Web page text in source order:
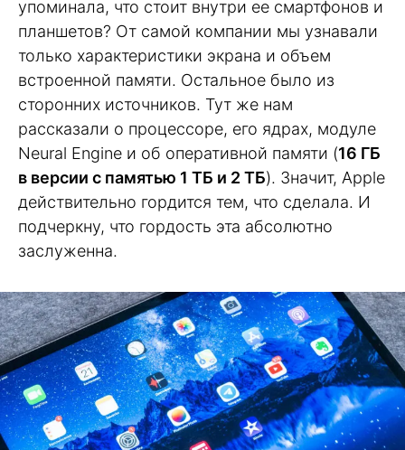
упоминала, что стоит внутри ее смартфонов и
планшетов? От самой компании мы узнавали
только характеристики экрана и объем
встроенной памяти. Остальное было из
сторонних источников. Тут же нам
рассказали о процессоре, его ядрах, модуле
Neural Engine и об оперативной памяти (16 ГБ
в версии с памятью 1 ТБ и 2 ТБ). Значит, Apple
действительно гордится тем, что сделала. И
подчеркну, что гордость эта абсолютно
заслуженна.